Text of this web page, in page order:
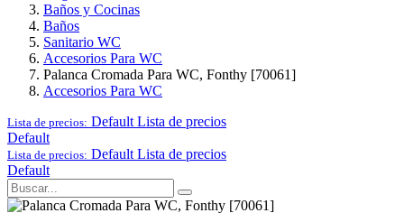
Baños y Cocinas
Baños
Sanitario WC
Accesorios Para WC
Palanca Cromada Para WC, Fonthy [70061]
Accesorios Para WC
Lista de precios: Default Lista de precios
Default
Lista de precios: Default Lista de precios
Default